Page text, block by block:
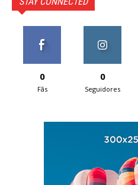
0
Fãs
0
Seguidores